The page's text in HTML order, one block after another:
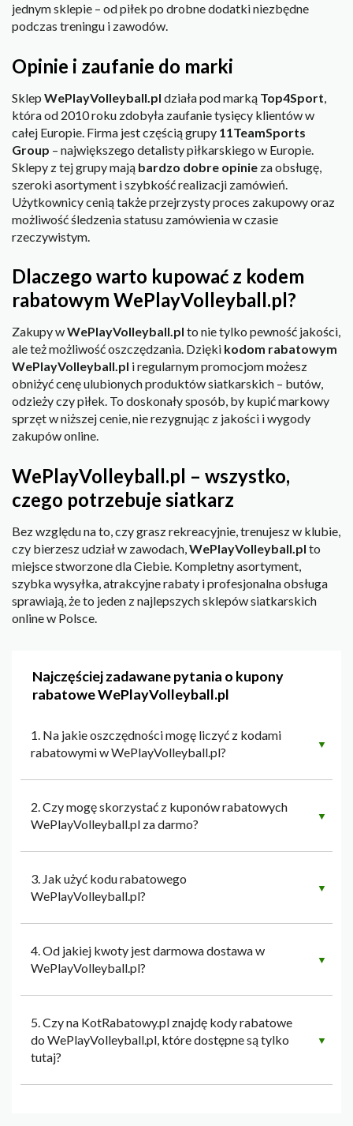
jednym sklepie – od piłek po drobne dodatki niezbędne
podczas treningu i zawodów.
Opinie i zaufanie do marki
Sklep WePlayVolleyball.pl działa pod marką Top4Sport,
która od 2010 roku zdobyła zaufanie tysięcy klientów w
całej Europie. Firma jest częścią grupy 11TeamSports
Group – największego detalisty piłkarskiego w Europie.
Sklepy z tej grupy mają bardzo dobre opinie za obsługę,
szeroki asortyment i szybkość realizacji zamówień.
Użytkownicy cenią także przejrzysty proces zakupowy oraz
możliwość śledzenia statusu zamówienia w czasie
rzeczywistym.
Dlaczego warto kupować z kodem
rabatowym WePlayVolleyball.pl?
Zakupy wWePlayVolleyball.pl to nie tylko pewność jakości,
ale też możliwość oszczędzania. Dzięki kodom rabatowym
WePlayVolleyball.pl i regularnym promocjom możesz
obniżyć cenę ulubionych produktów siatkarskich – butów,
odzieży czy piłek. To doskonały sposób, by kupić markowy
sprzęt w niższej cenie, nie rezygnując z jakości i wygody
zakupów online.
WePlayVolleyball.pl – wszystko,
czego potrzebuje siatkarz
Bez względu na to, czy grasz rekreacyjnie, trenujesz w klubie,
czy bierzesz udział w zawodach,WePlayVolleyball.pl to
miejsce stworzone dla Ciebie. Kompletny asortyment,
szybka wysyłka, atrakcyjne rabaty i profesjonalna obsługa
sprawiają, że to jeden z najlepszych sklepów siatkarskich
online w Polsce.
Najczęściej zadawane pytania o kupony
rabatowe WePlayVolleyball.pl
1. Na jakie oszczędności mogę liczyć z kodami
rabatowymi w WePlayVolleyball.pl?
▼
2. Czy mogę skorzystać z kuponów rabatowych
WePlayVolleyball.pl za darmo?
▼
3. Jak użyć kodu rabatowego
WePlayVolleyball.pl?
▼
4. Od jakiej kwoty jest darmowa dostawa w
WePlayVolleyball.pl?
▼
5. Czy na KotRabatowy.pl znajdę kody rabatowe
do WePlayVolleyball.pl, które dostępne są tylko
tutaj?
▼